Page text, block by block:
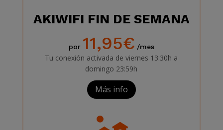
AKIWIFI FIN DE SEMANA
por 11,95€ /mes
Tu conexión activada de viernes 13:30h a
domingo 23:59h
Más info